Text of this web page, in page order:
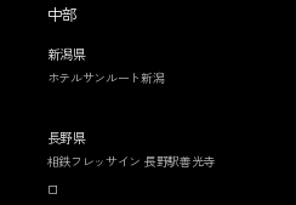
中部
新潟県
ホテルサンルート新潟
長野県
相鉄フレッサイン 長野駅善光寺
口